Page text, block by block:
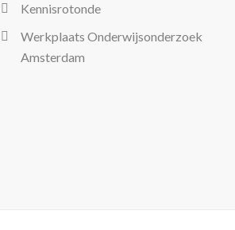
Kennisrotonde
Werkplaats Onderwijsonderzoek
Amsterdam